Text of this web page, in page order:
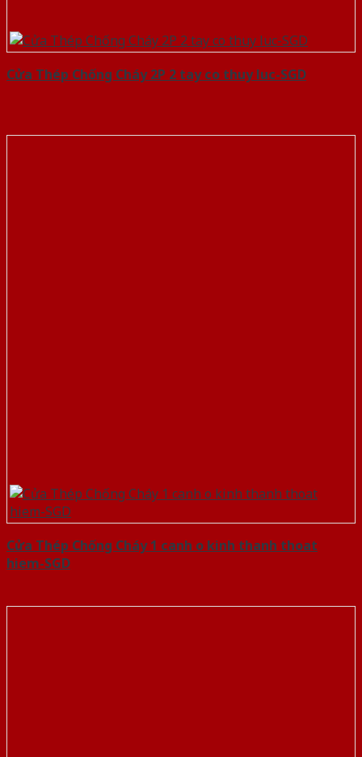
Cửa Thép Chống Cháy 2P 2 tay co thuy luc-SGD
Cửa Thép Chống Cháy 1 canh o kinh thanh thoat
hiem-SGD